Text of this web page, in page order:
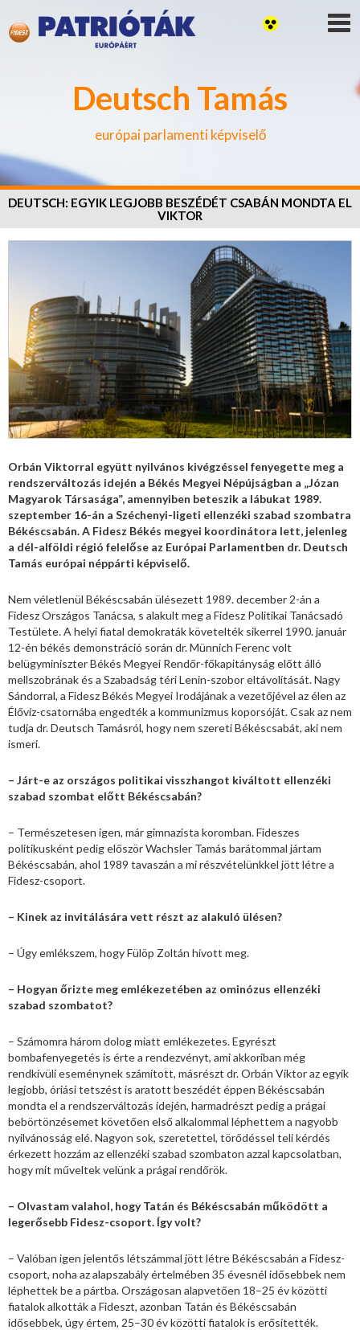
Deutsch Tamás
európai parlamenti képviselő
DEUTSCH: EGYIK LEGJOBB BESZÉDÉT CSABÁN MONDTA EL
VIKTOR
Orbán Viktorral együtt nyilvános kivégzéssel fenyegette meg a
rendszerváltozás idején a Békés Megyei Népújságban a „Józan
Magyarok Társasága”, amennyiben beteszik a lábukat 1989.
szeptember 16-án a Széchenyi-ligeti ellenzéki szabad szombatra
Békéscsabán. A Fidesz Békés megyei koordinátora lett, jelenleg
a dél-alföldi régió felelőse az Európai Parlamentben dr. Deutsch
Tamás európai néppárti képviselő.
Nem véletlenül Békéscsabán ülésezett 1989. december 2-án a
Fidesz Országos Tanácsa, s alakult meg a Fidesz Politikai Tanácsadó
Testülete. A helyi fiatal demokraták követelték sikerrel 1990. január
12-én békés demonstráció során dr. Münnich Ferenc volt
belügyminiszter Békés Megyei Rendőr-főkapitányság előtt álló
mellszobrának és a Szabadság téri Lenin-szobor eltávolítását. Nagy
Sándorral, a Fidesz Békés Megyei Irodájának a vezetőjével az élen az
Élővíz-csatornába engedték a kommunizmus koporsóját. Csak az nem
tudja dr. Deutsch Tamásról, hogy nem szereti Békéscsabát, aki nem
ismeri.
– Járt-e az országos politikai visszhangot kiváltott ellenzéki
szabad szombat előtt Békéscsabán?
– Természetesen igen, már gimnazista koromban. Fideszes
politikusként pedig először Wachsler Tamás barátommal jártam
Békéscsabán, ahol 1989 tavaszán a mi részvételünkkel jött létre a
Fidesz-csoport.
– Kinek az invitálására vett részt az alakuló ülésen?
– Úgy emlékszem, hogy Fülöp Zoltán hívott meg.
– Hogyan őrizte meg emlékezetében az ominózus ellenzéki
szabad szombatot?
– Számomra három dolog miatt emlékezetes. Egyrészt
bombafenyegetés is érte a rendezvényt, ami akkoriban még
rendkívüli eseménynek számított, másrészt dr. Orbán Viktor az egyik
legjobb, óriási tetszést is aratott beszédét éppen Békéscsabán
mondta el a rendszerváltozás idején, harmadrészt pedig a prágai
bebörtönzésemet követően első alkalommal léphettem a nagyobb
nyilvánosság elé. Nagyon sok, szeretettel, törődéssel teli kérdés
érkezett hozzám az ellenzéki szabad szombaton azzal kapcsolatban,
hogy mit műveltek velünk a prágai rendőrök.
– Olvastam valahol, hogy Tatán és Békéscsabán működött a
legerősebb Fidesz-csoport. Így volt?
– Valóban igen jelentős létszámmal jött létre Békéscsabán a Fidesz-
csoport, noha az alapszabály értelmében 35 évesnél idősebbek nem
léphettek be a pártba. Országosan alapvetően 18–25 év közötti
fiatalok alkották a Fideszt, azonban Tatán és Békéscsabán
idősebbek, úgy értem, 25–30 év közötti fiatalok is erősítették.